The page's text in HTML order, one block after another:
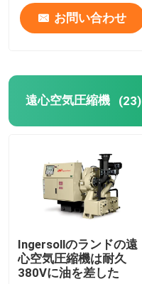
お問い合わせ
遠心空気圧縮機 (23)
Ingersollのランドの遠
心空気圧縮機は耐久
380Vに油を差した